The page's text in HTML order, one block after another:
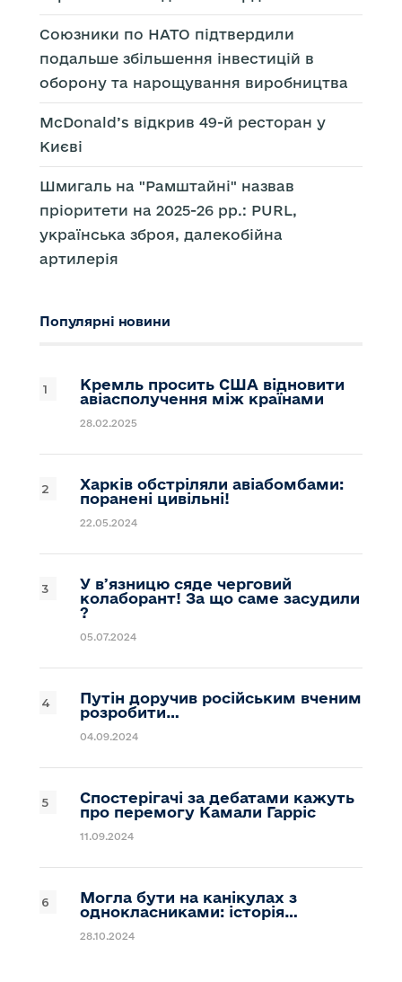
Союзники по НАТО підтвердили
подальше збільшення інвестицій в
оборону та нарощування виробництва
McDonald’s відкрив 49-й ресторан у
Києві
Шмигаль на "Рамштайні" назвав
пріоритети на 2025-26 рр.: PURL,
українська зброя, далекобійна
артилерія
Популярні новини
Кремль просить США відновити
авіасполучення між країнами
28.02.2025
Харків обстріляли авіабомбами:
поранені цивільні!
22.05.2024
У вʼязницю сяде черговий
колаборант! За що саме засудили
?
05.07.2024
Путін доручив російським вченим
розробити…
04.09.2024
Спостерігачі за дебатами кажуть
про перемогу Камали Гарріс
11.09.2024
Могла бути на канікулах з
однокласниками: історія…
28.10.2024